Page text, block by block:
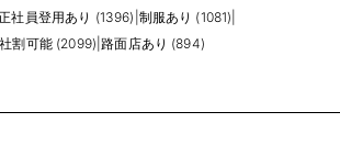
社員登用あり (1396) 制服あり (1081)
社割可能 (2099) |路面店あり (894)